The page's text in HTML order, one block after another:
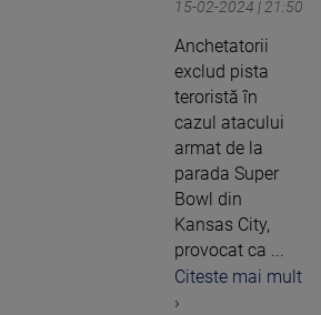
15-02-2024 | 21:50
Anchetatorii
exclud pista
teroristă în
cazul atacului
armat de la
parada Super
Bowl din
Kansas City,
provocat ca ...
Citeste mai mult
›